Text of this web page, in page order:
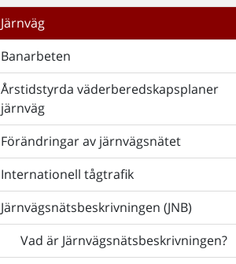
Järnväg
Banarbeten
Årstidstyrda väderberedskapsplaner
järnväg
Förändringar av järnvägsnätet
Internationell tågtrafik
Järnvägsnätsbeskrivningen (JNB)
Vad är Järnvägsnätsbeskrivningen?